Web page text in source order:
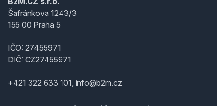
Šafránkova 1243/3
155 00 Praha 5
IČO: 27455971
DIČ: CZ27455971
+421 322 633 101, info@b2m.cz